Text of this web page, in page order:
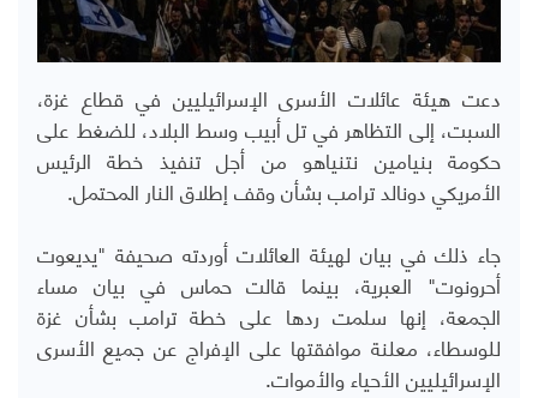
دعت هيئة عائلات الأسرى الإسرائيليين في قطاع غزة،
السبت، إلى التظاهر في تل أبيب وسط البلاد، للضغط على
حكومة بنيامين نتنياهو من أجل تنفيذ خطة الرئيس
الأمريكي دونالد ترامب بشأن وقف إطلاق النار المحتمل.
جاء ذلك في بيان لهيئة العائلات أوردته صحيفة "يديعوت
أحرونوت" العبرية، بينما قالت حماس في بيان مساء
الجمعة، إنها سلمت ردها على خطة ترامب بشأن غزة
للوسطاء، معلنة موافقتها على الإفراج عن جميع الأسرى
الإسرائيليين الأحياء والأموات.